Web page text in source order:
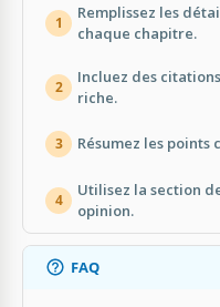
1
Remplissez les
chaque chapitre.
2
Incluez des
riche.
3 Résumez les points
4
Utilisez la section
opinion.
FAQ